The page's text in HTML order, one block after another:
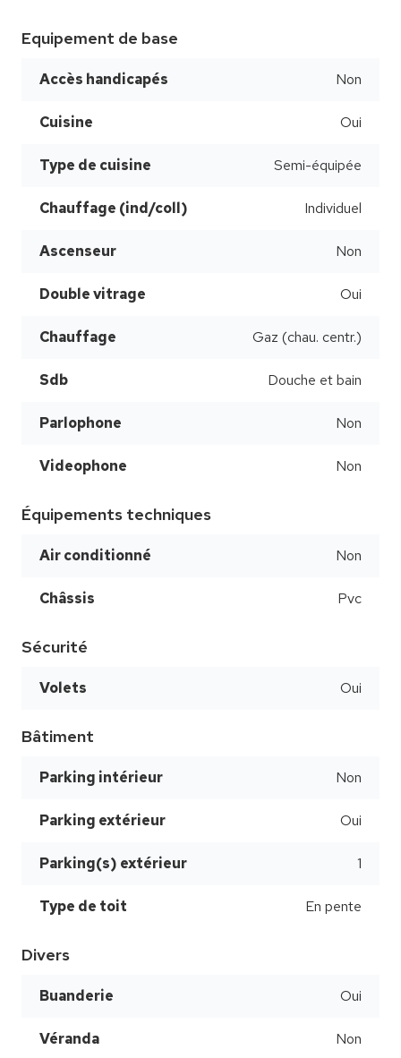
Equipement de base
Accès handicapés Non
Cuisine Oui
Type de cuisine Semi-équipée
Chauffage (ind/coll) Individuel
Ascenseur Non
Double vitrage Oui
Chauffage Gaz (chau. centr.)
Sdb Douche et bain
Parlophone Non
Videophone Non
Équipements techniques
Air conditionné Non
Châssis Pvc
Sécurité
Volets Oui
Bâtiment
Parking intérieur Non
Parking extérieur Oui
Parking(s) extérieur 1
Type de toit En pente
Divers
Buanderie Oui
Véranda Non